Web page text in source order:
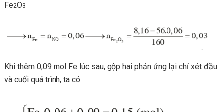
Fe2O3
Khi thêm 0,09 mol Fe lúc sau, gộp hai phản ứng lại chỉ xét đầu
và cuối quá trình, ta có